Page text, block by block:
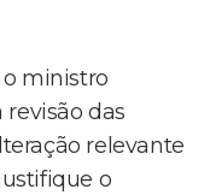
o ministro
das
relevante
o